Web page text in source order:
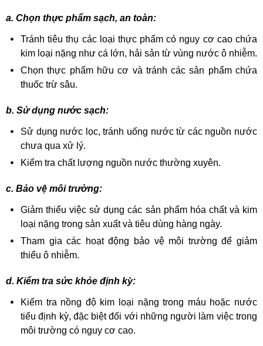
a. Chọn thực phẩm sạch, an toàn:
Tránh tiêu thụ các loại thực phẩm có nguy cơ cao chứa
kim loại nặng như cá lớn, hải sản từ vùng nước ô nhiễm.
Chọn thực phẩm hữu cơ và tránh các sản phẩm chứa
thuốc trừ sâu.
b. Sử dụng nước sạch:
Sử dụng nước lọc, tránh uống nước từ các nguồn nước
chưa qua xử lý.
Kiểm tra chất lượng nguồn nước thường xuyên.
c. Bảo vệ môi trường:
Giảm thiểu việc sử dụng các sản phẩm hóa chất và kim
loại nặng trong sản xuất và tiêu dùng hàng ngày.
Tham gia các hoạt động bảo vệ môi trường để giảm
thiểu ô nhiễm.
d. Kiểm tra sức khỏe định kỳ:
Kiểm tra nồng độ kim loại nặng trong máu hoặc nước
tiểu định kỳ, đặc biệt đối với những người làm việc trong
môi trường có nguy cơ cao.